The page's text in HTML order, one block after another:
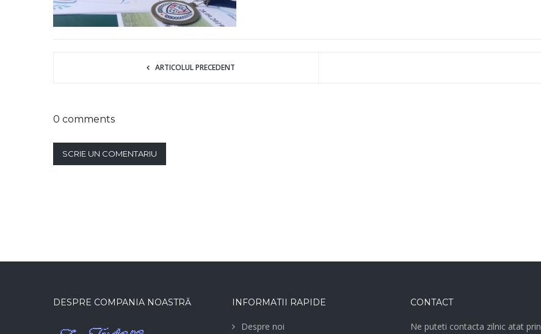
ARTICOLUL PRECEDENT
0 comments
SCRIE UN COMENTARIU
DESPRE COMPANIA NOASTRĂ INFORMATII RAPIDE
Despre noi
CONTACT
Ne puteti contacta zilnic atat prin